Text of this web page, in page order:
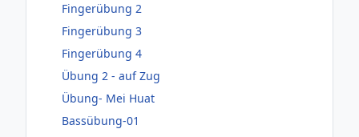
Fingerübung 2
Fingerübung 3
Fingerübung 4
Übung 2 - auf Zug
Übung- Mei Huat
Bassübung-01